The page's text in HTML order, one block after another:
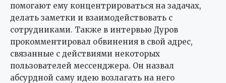
помогают ему концентрироваться на задачах,
делать заметки и взаимодействовать с
сотрудниками. Также в интервью Дуров
прокомментировал обвинения в свой адрес,
связанные с действиями некоторых
пользователей мессенджера. Он назвал
абсурдной саму идею возлагать на него